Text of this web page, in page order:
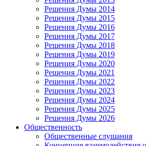
Решения Думы 2014
Решения Думы 2015
Решения Думы 2016
Решения Думы 2017
Решения Думы 2018
Решения Думы 2019
Решения Думы 2020
Решения Думы 2021
Решения Думы 2022
Решения Думы 2023
Решения Думы 2024
Решения Думы 2025
Решения Думы 2026
Общественность
Общественные слушания